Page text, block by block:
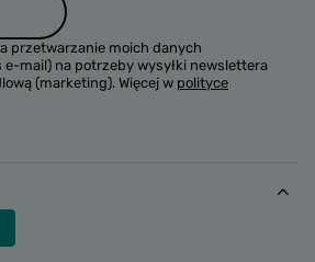
przetwarzanie moich danych
e-mail) na potrzeby wysyłki newslettera
(marketing). Więcej w polityce